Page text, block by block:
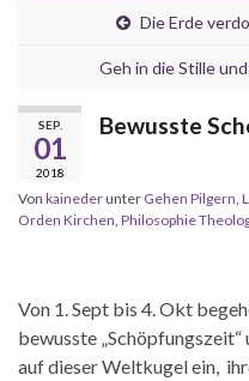
Die Erde
Geh in die Stille
SEP.
01
2018
Bewusste
Von kainederunter Gehen Pilgern
Orden Kirchen Philosophie
Von 1. Sept bis 4. Okt
bewusste
auf dieser Weltkugel ein,